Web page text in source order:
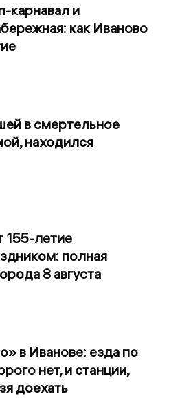
карнавал и
как Иваново
в смертельное
находился
155-летие
полная
8 августа
в Иванове: езда по
нет, и станции,
доехать